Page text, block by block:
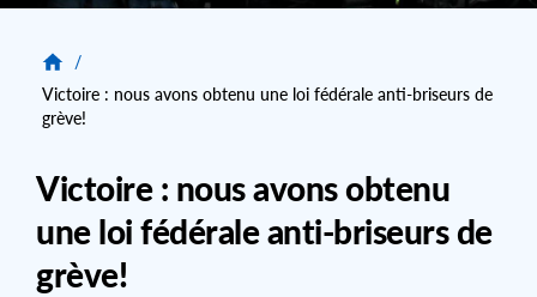
/
Victoire : nous avons obtenu une loi fédérale anti-briseurs de
grève!
Victoire : nous avons obtenu
une loi fédérale anti-briseurs de
grève!